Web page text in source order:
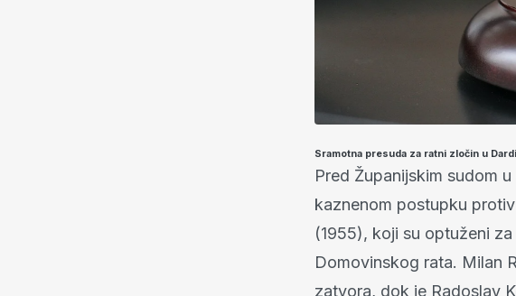
Sramotna presuda za ratni zločin u
Pred Županijskim sudom
kaznenom postupku
(1955), koji su optuženi
Domovinskog rata. Milan
zatvora, dok je Radoslav